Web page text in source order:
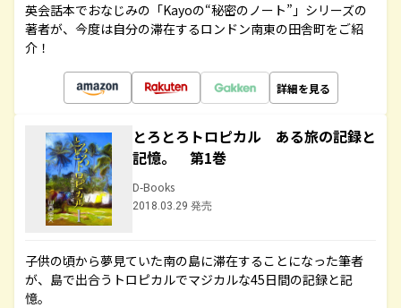
英会話本でおなじみの「Kayoの“秘密のノート”」シリーズの
著者が、今度は自分の滞在するロンドン南東の田舎町をご紹
介！
詳細を見る
とろとろトロピカル ある旅の記録と
記憶。 第1巻
D-Books
2018.03.29 発売
子供の頃から夢見ていた南の島に滞在することになった筆者
が、島で出合うトロピカルでマジカルな45日間の記録と記
憶。